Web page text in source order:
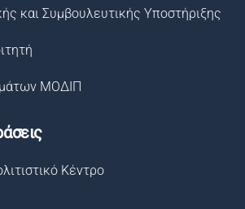
και Συμβουλευτικής Υποστήριξης
ΜΟΔΙΠ
Κέντρο